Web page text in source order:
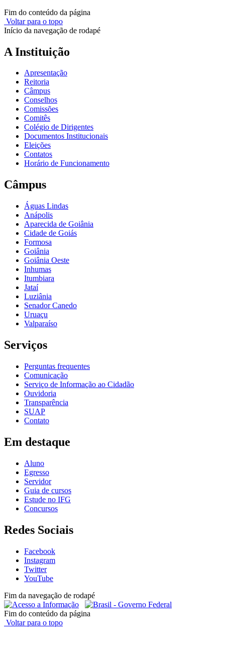
Fim do conteúdo da página
Voltar para o topo
Início da navegação de rodapé
A Instituição
Apresentação
Reitoria
Câmpus
Conselhos
Comissões
Comitês
Colégio de Dirigentes
Documentos Institucionais
Eleições
Contatos
Horário de Funcionamento
Câmpus
Águas Lindas
Anápolis
Aparecida de Goiânia
Cidade de Goiás
Formosa
Goiânia
Goiânia Oeste
Inhumas
Itumbiara
Jataí
Luziânia
Senador Canedo
Uruaçu
Valparaíso
Serviços
Perguntas frequentes
Comunicação
Serviço de Informação ao Cidadão
Ouvidoria
Transparência
SUAP
Contato
Em destaque
Aluno
Egresso
Servidor
Guia de cursos
Estude no IFG
Concursos
Redes Sociais
Facebook
Instagram
Twitter
YouTube
Fim da navegação de rodapé
Fim do conteúdo da página
Voltar para o topo